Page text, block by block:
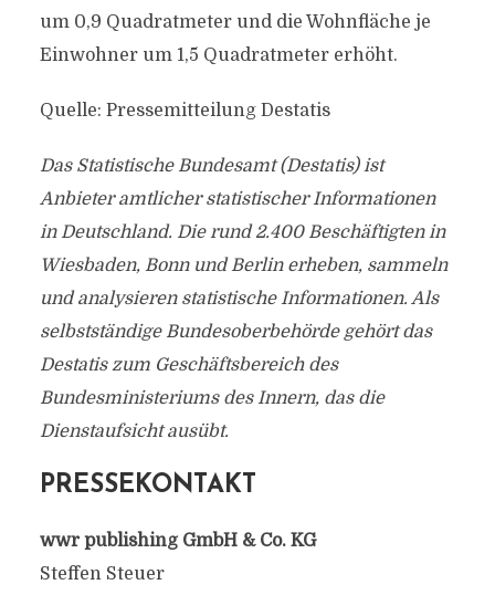
um 0,9 Quadratmeter und die Wohnfläche je
Einwohner um 1,5 Quadratmeter erhöht.
Quelle: Pressemitteilung Destatis
Das Statistische Bundesamt (Destatis) ist
Anbieter amtlicher statistischer Informationen
in Deutschland. Die rund 2.400 Beschäftigten in
Wiesbaden, Bonn und Berlin erheben, sammeln
und analysieren statistische Informationen. Als
selbstständige Bundesoberbehörde gehört das
Destatis zum Geschäftsbereich des
Bundesministeriums des Innern, das die
Dienstaufsicht ausübt.
PRESSEKONTAKT
wwr publishing GmbH & Co. KG
Steffen Steuer